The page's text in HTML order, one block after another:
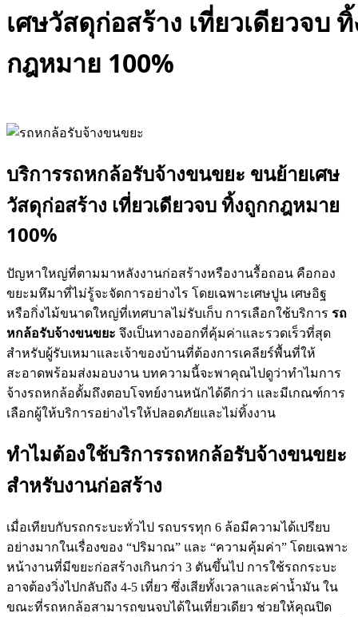
เศษวัสดุก่อสร้าง เที่ยวเดียวจบ
กฎหมาย 100%
บริการรถหกล้อรับจ้างขนขยะ ขนย้ายเศษ
วัสดุก่อสร้าง เที่ยวเดียวจบ ทิ้งถูกกฎหมาย
100%
ปัญหาใหญ่ที่ตามมาหลังงานก่อสร้างหรืองานรื้อถอน คือกอง
ขยะมหึมาที่ไม่รู้จะจัดการอย่างไร โดยเฉพาะเศษปูน เศษอิฐ
หรือกิ่งไม้ขนาดใหญ่ที่เทศบาลไม่รับเก็บ การเลือกใช้บริการ รถ
หกล้อรับจ้างขนขยะ จึงเป็นทางออกที่คุ้มค่าและรวดเร็วที่สุด
สำหรับผู้รับเหมาและเจ้าของบ้านที่ต้องการเคลียร์พื้นที่ให้
สะอาดพร้อมส่งมอบงาน บทความนี้จะพาคุณไปดูว่าทำไมการ
จ้างรถหกล้อดั้มถึงตอบโจทย์งานหนักได้ดีกว่า และมีเกณฑ์การ
เลือกผู้ให้บริการอย่างไรให้ปลอดภัยและไม่ทิ้งงาน
ทำไมต้องใช้บริการรถหกล้อรับจ้างขนขยะ
สำหรับงานก่อสร้าง
เมื่อเทียบกับรถกระบะทั่วไป รถบรรทุก 6 ล้อมีความได้เปรียบ
อย่างมากในเรื่องของ “ปริมาณ” และ “ความคุ้มค่า” โดยเฉพาะ
หน้างานที่มีขยะก่อสร้างเกินกว่า 3 ตันขึ้นไป การใช้รถกระบะ
อาจต้องวิ่งไปกลับถึง 4-5 เที่ยว ซึ่งเสียทั้งเวลาและค่าน้ำมัน ใน
ขณะที่รถหกล้อสามารถขนจบได้ในเที่ยวเดียว ช่วยให้คุณปิด